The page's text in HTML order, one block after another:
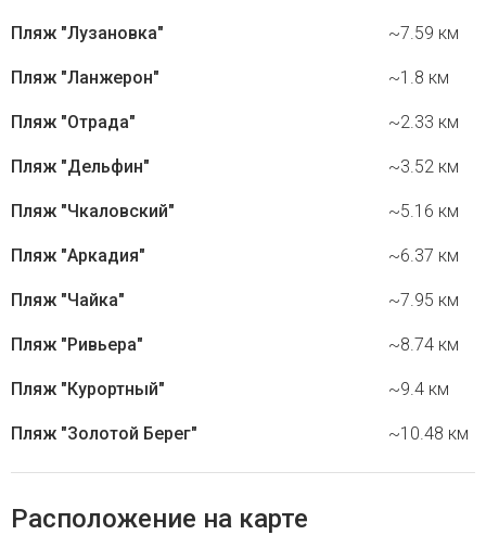
Пляж "Лузановка" ~7.59 км
Пляж "Ланжерон" ~1.8 км
Пляж "Отрада" ~2.33 км
Пляж "Дельфин" ~3.52 км
Пляж "Чкаловский" ~5.16 км
Пляж "Аркадия" ~6.37 км
Пляж "Чайка" ~7.95 км
Пляж "Ривьера" ~8.74 км
Пляж "Курортный" ~9.4 км
Пляж "Золотой Берег" ~10.48 км
Расположение на карте